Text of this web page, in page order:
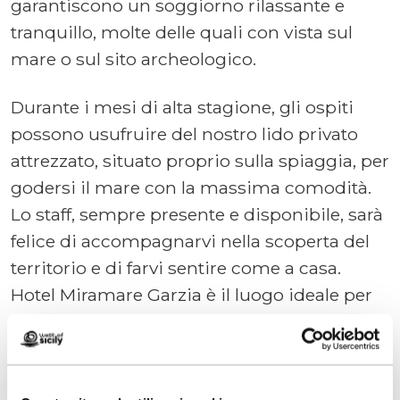
garantiscono un soggiorno rilassante e
tranquillo, molte delle quali con vista sul
mare o sul sito archeologico.
Durante i mesi di alta stagione, gli ospiti
possono usufruire del nostro lido privato
attrezzato, situato proprio sulla spiaggia, per
godersi il mare con la massima comodità.
Lo staff, sempre presente e disponibile, sarà
felice di accompagnarvi nella scoperta del
territorio e di farvi sentire come a casa.
Hotel Miramare Garzia è il luogo ideale per
cultura e accoglienza genuina. Vi